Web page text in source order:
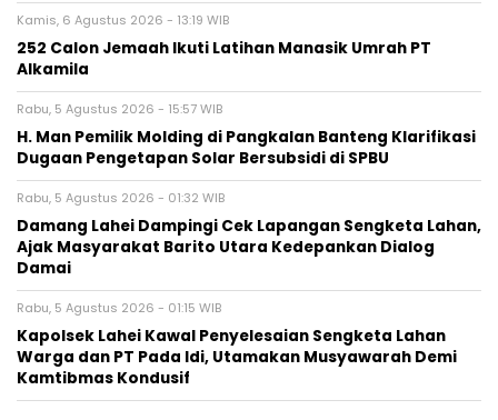
Kamis, 6 Agustus 2026 - 13:19 WIB
252 Calon Jemaah Ikuti Latihan Manasik Umrah PT
Alkamila
Rabu, 5 Agustus 2026 - 15:57 WIB
H. Man Pemilik Molding di Pangkalan Banteng Klarifikasi
Dugaan Pengetapan Solar Bersubsidi di SPBU
Rabu, 5 Agustus 2026 - 01:32 WIB
Damang Lahei Dampingi Cek Lapangan Sengketa Lahan,
Ajak Masyarakat Barito Utara Kedepankan Dialog
Damai
Rabu, 5 Agustus 2026 - 01:15 WIB
Kapolsek Lahei Kawal Penyelesaian Sengketa Lahan
Warga dan PT Pada Idi, Utamakan Musyawarah Demi
Kamtibmas Kondusif